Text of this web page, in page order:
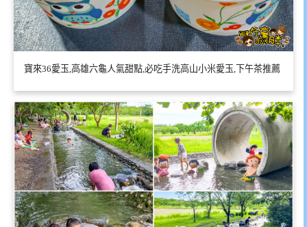
寶來36愛玉,高雄六龜人氣甜點,必吃手洗高山小米愛玉,下午茶推薦